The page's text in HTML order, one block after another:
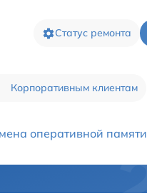
Статус ремонта
Корпоративным клиентам
оперативной памяти